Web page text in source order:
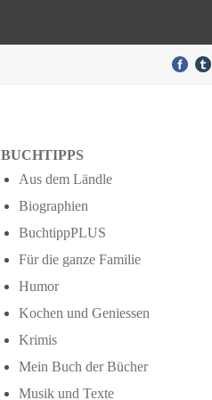
BUCHTIPPS
Aus dem Ländle
Biographien
BuchtippPLUS
Für die ganze Familie
Humor
Kochen und Geniessen
Krimis
Mein Buch der Bücher
Musik und Texte